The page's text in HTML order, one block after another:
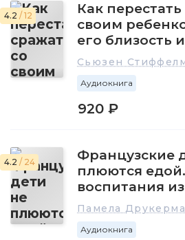
4.2 / 12
Как
своим
его близость
Сьюзен
Аудиокнига
920 ₽
4.2 / 24
Французские
плюются
воспитания
Памела
Аудиокнига